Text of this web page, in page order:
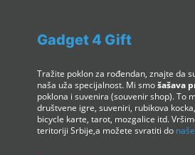
Gadget 4 Gift
Tražite poklon za rođendan, znajte da
naša uža specijalnost. Mi smošašava
poklona i suvenira (souvenir shop). To
društvene igre, suveniri, rubikova
bicycle karte, tarot, mozgalice itd.
teritoriji Srbije,a možete svratiti do